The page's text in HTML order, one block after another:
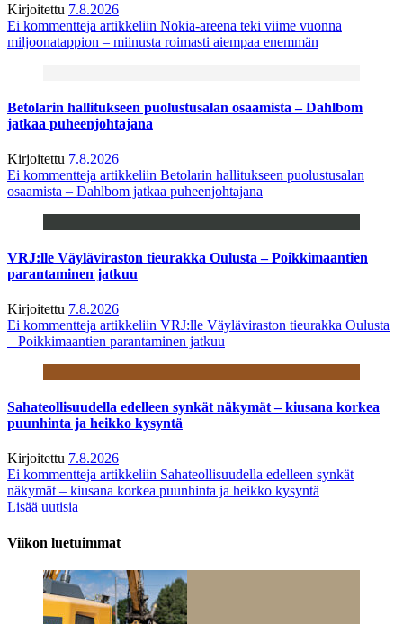
Kirjoitettu 7.8.2026
Ei kommentteja artikkeliin Nokia-areena teki viime vuonna
miljoonatappion – miinusta roimasti aiempaa enemmän
Betolarin hallitukseen puolustusalan osaamista – Dahlbom
jatkaa puheenjohtajana
Kirjoitettu 7.8.2026
Ei kommentteja artikkeliin Betolarin hallitukseen puolustusalan
osaamista – Dahlbom jatkaa puheenjohtajana
VRJ:lle Väyläviraston tieurakka Oulusta – Poikkimaantien
parantaminen jatkuu
Kirjoitettu 7.8.2026
Ei kommentteja artikkeliin VRJ:lle Väyläviraston tieurakka Oulusta
– Poikkimaantien parantaminen jatkuu
Sahateollisuudella edelleen synkät näkymät – kiusana korkea
puunhinta ja heikko kysyntä
Kirjoitettu 7.8.2026
Ei kommentteja artikkeliin Sahateollisuudella edelleen synkät
näkymät – kiusana korkea puunhinta ja heikko kysyntä
Lisää uutisia
Viikon luetuimmat